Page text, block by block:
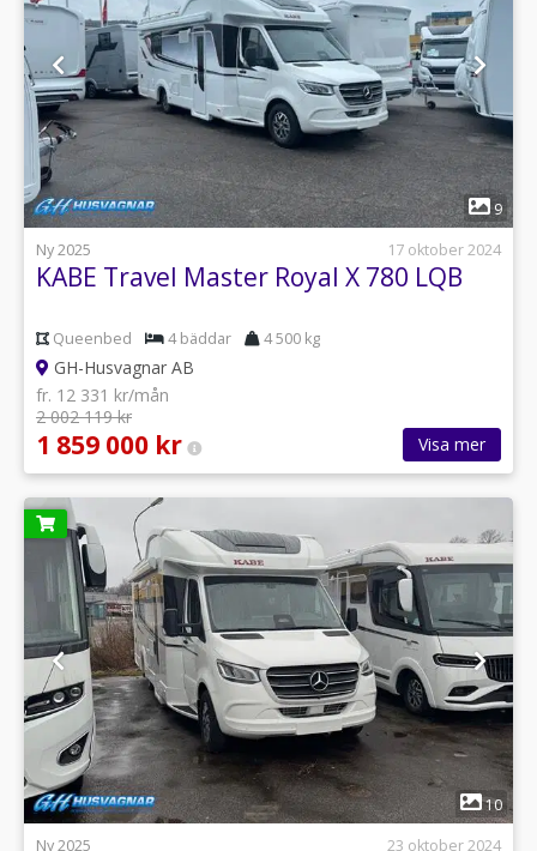
1
9
Ny 2025
17 oktober 2024
KABE Travel Master Royal X 780 LQB
Queenbed 4 bäddar 4 500 kg
GH-Husvagnar AB
fr. 12 331 kr/mån
2 002 119 kr
1 859 000 kr Visa mer
1
10
Ny 2025
23 oktober 2024